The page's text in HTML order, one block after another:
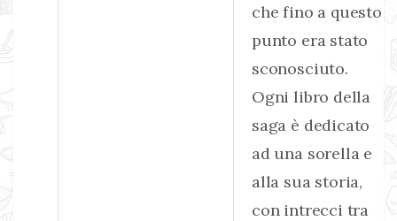
che fino a questo
punto era stato
sconosciuto.
Ogni libro della
saga è dedicato
ad una sorella e
alla sua storia,
con intrecci tra